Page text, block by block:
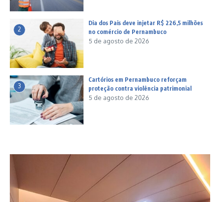
2
Dia dos Pais deve injetar R$ 226,5 milhões
no comércio de Pernambuco
5 de agosto de 2026
3
Cartórios em Pernambuco reforçam
proteção contra violência patrimonial
5 de agosto de 2026